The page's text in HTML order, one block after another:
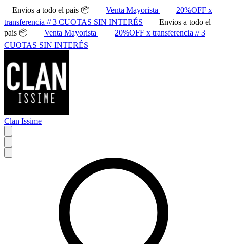
Envios a todo el pais 📦 Venta Mayorista
20%OFF x
transferencia // 3 CUOTAS SIN INTERÉS
Envios a todo el
pais 📦
Venta Mayorista
20%OFF x transferencia // 3
CUOTAS SIN INTERÉS
Clan Issime